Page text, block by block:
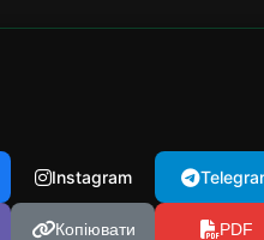
Instagram
Копіювати PDF